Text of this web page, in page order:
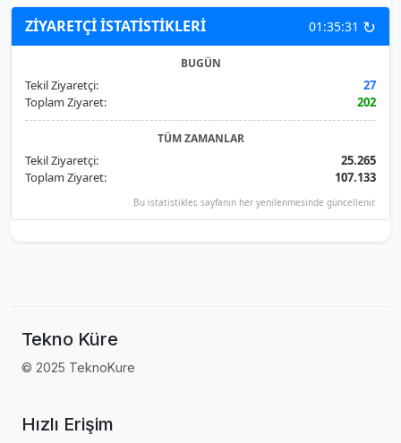
ZİYARETÇİ İSTATİSTİKLERİ 01:35:31 ↻
BUGÜN
Tekil Ziyaretçi:
27
Toplam Ziyaret:
202
TÜM ZAMANLAR
Tekil Ziyaretçi:
25.265
Toplam Ziyaret:
107.133
Bu istatistikler, sayfanın her yenilenmesinde güncellenir.
Tekno Küre
© 2025 TeknoKure
Hızlı Erişim